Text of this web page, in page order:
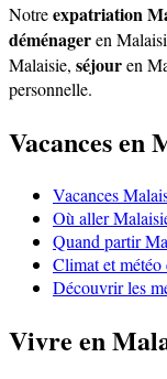
Notreexpatriation
déménageren
Malaisie, séjouren
personnelle.
Vacances en
Vacances
Où aller
Quand partir
Climat et
Découvrir les
Vivre en